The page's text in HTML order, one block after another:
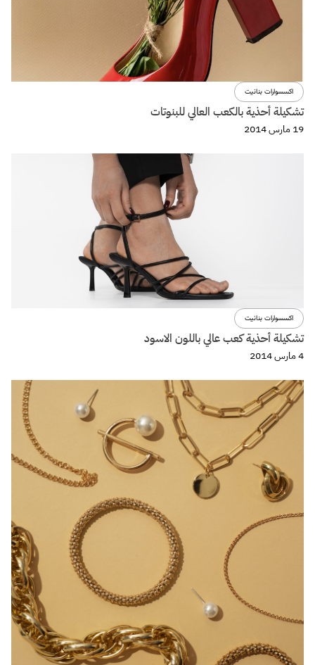
اكسسوارات بنانيت
تشكيلة أحذية بالكعب العالي للبنوتات
19 مارس 2014
اكسسوارات بنانيت
تشكيلة أحذية كعب عالي باللون الاسود
4 مارس 2014